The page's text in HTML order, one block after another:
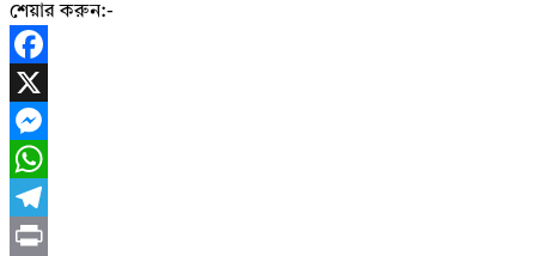
শেয়ার করুন:-
Facebook
X
Messenger
WhatsApp
Telegram